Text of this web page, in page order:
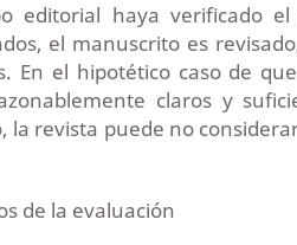
editorial haya verificado
el manuscrito es
En el hipotético caso de
claros y
la revista puede no
de la evaluación